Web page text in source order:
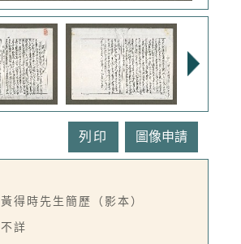
列印
黃得時先生簡歷（影本）
不詳